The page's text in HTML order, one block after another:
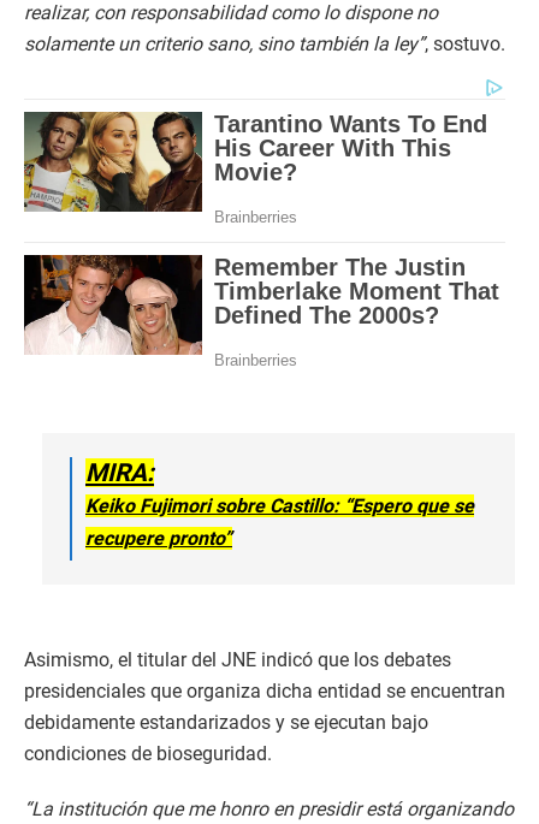
realizar, con responsabilidad como lo dispone no
solamente un criterio sano, sino también la ley”, sostuvo.
MIRA:
Keiko Fujimori sobre Castillo: “Espero que se
recupere pronto”
Asimismo, el titular del JNE indicó que los debates
presidenciales que organiza dicha entidad se encuentran
debidamente estandarizados y se ejecutan bajo
condiciones de bioseguridad.
“La institución que me honro en presidir está organizando